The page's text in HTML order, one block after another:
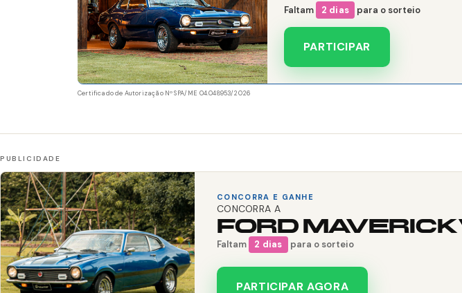
Faltam 2 dias para o sorteio
PARTICIPAR
Certificado de Autorização Nº SPA/ME 04.048953/2026
CONCORRA E GANHE
CONCORRA A
FORD MAVERICK
Faltam 2 dias para o sorteio
PARTICIPAR AGORA